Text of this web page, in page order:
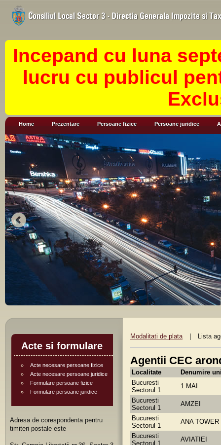
Incepand cu luna
lucru cu publicul
Home Prezentare Persoane fizice Persoane juridice
Acte si formulare
Acte necesare persoane fizice
Acte necesare persoane juridice
Formulare persoane fizice
Formulare persoane juridice
Adresa de corespondenta pentru
timiteri postale este
Modalitati de plata Lista
Agentii CEC
Localitate
Denumire
Bucuresti
Sectorul 1
1 MAI
Bucuresti
Sectorul 1
AMZEI
Bucuresti
Sectorul 1
ANA TOWER
Bucuresti
Sectorul 1
AVIATIEI